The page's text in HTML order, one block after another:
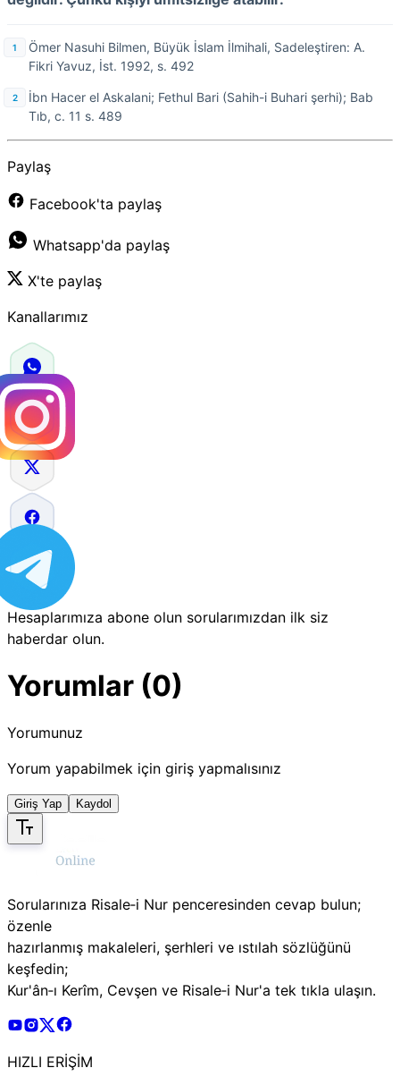
Ömer Nasuhi Bilmen, Büyük İslam İlmihali, Sadeleştiren: A.
Fikri Yavuz, İst. 1992, s. 492
İbn Hacer el Askalani; Fethul Bari (Sahih-i Buhari şerhi); Bab
Tıb, c. 11 s. 489
Paylaş
Facebook'ta paylaş
Whatsapp'da paylaş
X'te paylaş
Kanallarımız
Hesaplarımıza abone olun sorularımızdan ilk siz
haberdar olun.
Yorumlar (0)
Yorumunuz
Yorum yapabilmek için giriş yapmalısınız
Giriş Yap Kaydol
Sorularınıza Risale‑i Nur penceresinden cevap bulun;
özenle
hazırlanmış makaleleri, şerhleri ve ıstılah sözlüğünü
keşfedin;
Kur'ân‑ı Kerîm, Cevşen ve Risale‑i Nur'a tek tıkla ulaşın.
Risale Online Youtube Hesabı
Risale Online Instagram Hesabı
Risale Online X Hesabı
HIZLI ERİŞİM